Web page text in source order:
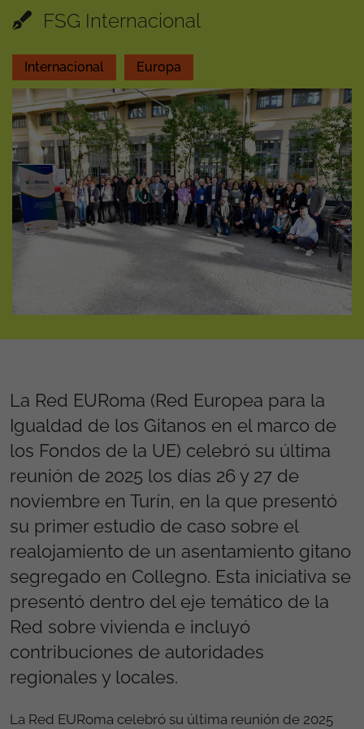
FSG Internacional
Internacional Europa
La Red EURoma (Red Europea para la
Igualdad de los Gitanos en el marco de
los Fondos de la UE) celebró su última
reunión de 2025 los días 26 y 27 de
noviembre en Turín, en la que presentó
su primer estudio de caso sobre el
realojamiento de un asentamiento gitano
segregado en Collegno. Esta iniciativa se
presentó dentro del eje temático de la
Red sobre vivienda e incluyó
contribuciones de autoridades
regionales y locales.
La Red EURoma celebró su última reunión de 2025